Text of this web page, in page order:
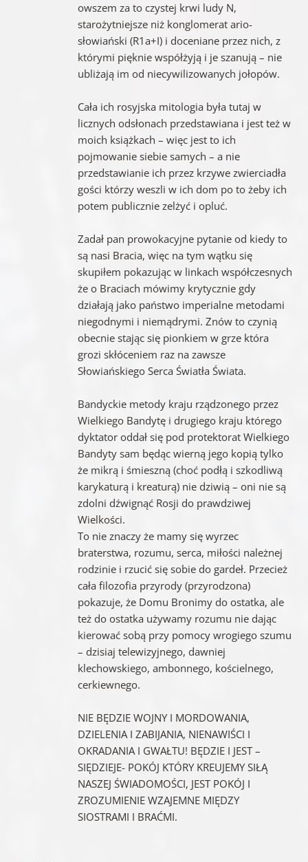
owszem za to czystej krwi ludy N,
starożytniejsze niż konglomerat ario-
słowiański (R1a+I) i doceniane przez nich, z
którymi pięknie współżyją i je szanują – nie
ubliżają im od niecywilizowanych jołopów.
Cała ich rosyjska mitologia była tutaj w
licznych odsłonach przedstawiana i jest też w
moich książkach – więc jest to ich
pojmowanie siebie samych – a nie
przedstawianie ich przez krzywe zwierciadła
gości którzy weszli w ich dom po to żeby ich
potem publicznie zelżyć i opluć.
Zadał pan prowokacyjne pytanie od kiedy to
są nasi Bracia, więc na tym wątku się
skupiłem pokazując w linkach współczesnych
że o Braciach mówimy krytycznie gdy
działają jako państwo imperialne metodami
niegodnymi i niemądrymi. Znów to czynią
obecnie stając się pionkiem w grze która
grozi skłóceniem raz na zawsze
Słowiańskiego Serca Światła Świata.
Bandyckie metody kraju rządzonego przez
Wielkiego Bandytę i drugiego kraju którego
dyktator oddał się pod protektorat Wielkiego
Bandyty sam będąc wierną jego kopią tylko
że mikrą i śmieszną (choć podłą i szkodliwą
karykaturą i kreaturą) nie dziwią – oni nie są
zdolni dźwignąć Rosji do prawdziwej
Wielkości.
To nie znaczy że mamy się wyrzec
braterstwa, rozumu, serca, miłości należnej
rodzinie i rzucić się sobie do gardeł. Przecież
cała filozofia przyrody (przyrodzona)
pokazuje, że Domu Bronimy do ostatka, ale
też do ostatka używamy rozumu nie dając
kierować sobą przy pomocy wrogiego szumu
– dzisiaj telewizyjnego, dawniej
klechowskiego, ambonnego, kościelnego,
cerkiewnego.
NIE BĘDZIE WOJNY I MORDOWANIA,
DZIELENIA I ZABIJANIA, NIENAWIŚCI I
OKRADANIA I GWAŁTU! BĘDZIE I JEST –
SIĘDZIEJE- POKÓJ KTÓRY KREUJEMY SIŁĄ
NASZEJ ŚWIADOMOŚCI, JEST POKÓJ I
ZROZUMIENIE WZAJEMNE MIĘDZY
SIOSTRAMI I BRAĆMI.